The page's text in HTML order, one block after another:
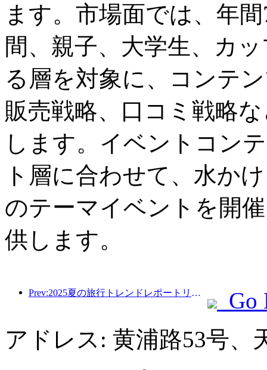
ます。市場面では、年
間、親子、大学生、カ
る層を対象に、コンテ
販売戦略、口コミ戦略
します。イベントコン
ト層に合わせて、水か
のテーマイベントを開
供します。
Prev:2025夏の旅行トレンドレポートリリース：親子の顧客ベースは60％以上を占めています
Go
アドレス: 黄浦路53号、